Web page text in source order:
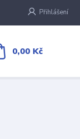
Přihlášení
0,00 Kč